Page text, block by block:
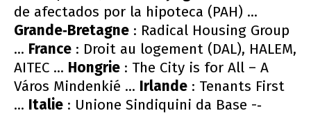
de afectados por la hipoteca (PAH) ...
Grande­‐Bretagne : Radical Housing Group
... France : Droit au logement (DAL), HALEM,
AITEC ... Hongrie : The City is for All – A
Város Mindenkié ... Irlande : Tenants First
... Italie : Unione Sindiquini da Base -­‐